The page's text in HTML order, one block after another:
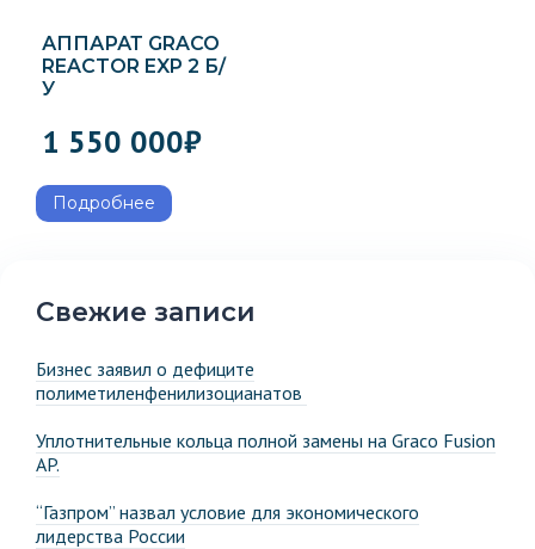
АППАРАТ GRACO
REACTOR EXP 2 Б/
У
1 550 000₽
Подробнее
Свежие записи
Бизнес заявил о дефиците
полиметиленфенилизоцианатов
Уплотнительные кольца полной замены на Graco Fusion
AP.
“Газпром” назвал условие для экономического
лидерства России